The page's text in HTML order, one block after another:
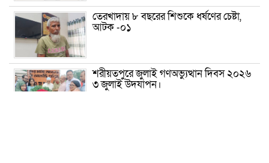
তেরখাদায় ৮ বছরের শিশুকে ধর্ষণের চেষ্টা,
আটক -০১
শরীয়তপুরে জুলাই গণঅভ্যুত্থান দিবস ২০২৬
৩ জুলাই উদযাপন।